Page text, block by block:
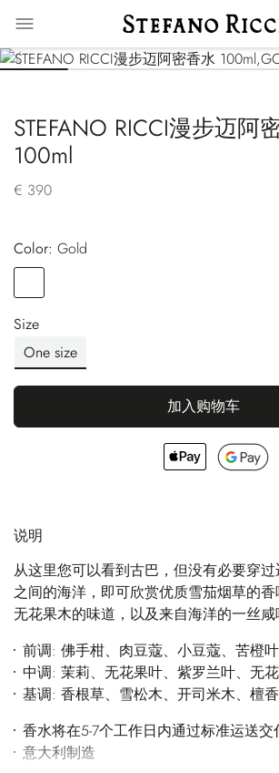
STEFANO RICCI漫步迈阿
100ml
€ 390
Color:
gold
Size
One size
加入购物车
说明
从这里您可以看到古巴，但没有必要穿
之间的海洋，即可欣赏优质雪茄烟草的
无花果木的味道，以及来自海洋的一丝咸
前调: 佛手柑、肉豆蔻、小豆蔻、苦橙叶
中调: 茉莉、无花果叶、紫罗兰叶、无花
基调: 香根草、雪松木、开司米木、檀香
香水将在5-7个工作日内通过标准运送交
意大利制造